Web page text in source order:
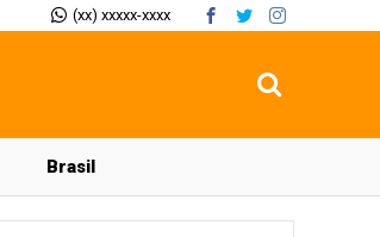
(xx) xxxxx-xxxx
Brasil